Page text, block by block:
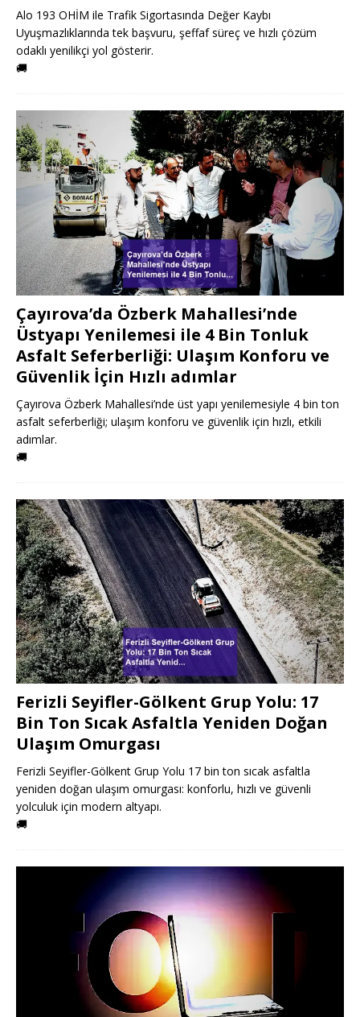
Alo 193 OHİM ile Trafik Sigortasında Değer Kaybı
Uyuşmazlıklarında tek başvuru, şeffaf süreç ve hızlı çözüm
odaklı yenilikçi yol gösterir.
🚚
Çayırova’da Özberk Mahallesi’nde
Üstyapı Yenilemesi ile 4 Bin Tonluk
Asfalt Seferberliği: Ulaşım Konforu ve
Güvenlik İçin Hızlı adımlar
Çayırova Özberk Mahallesi’nde üst yapı yenilemesiyle 4 bin ton
asfalt seferberliği; ulaşım konforu ve güvenlik için hızlı, etkili
adımlar.
🚚
Ferizli Seyifler-Gölkent Grup Yolu: 17
Bin Ton Sıcak Asfaltla Yeniden Doğan
Ulaşım Omurgası
Ferizli Seyifler-Gölkent Grup Yolu 17 bin ton sıcak asfaltla
yeniden doğan ulaşım omurgası: konforlu, hızlı ve güvenli
yolculuk için modern altyapı.
🚚